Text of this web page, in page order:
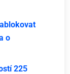
o
225